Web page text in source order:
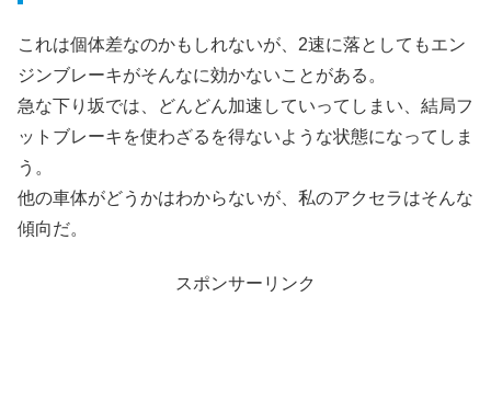
これは個体差なのかもしれないが、2速に落としてもエン
ジンブレーキがそんなに効かないことがある。
急な下り坂では、どんどん加速していってしまい、結局フ
ットブレーキを使わざるを得ないような状態になってしま
う。
他の車体がどうかはわからないが、私のアクセラはそんな
傾向だ。
スポンサーリンク